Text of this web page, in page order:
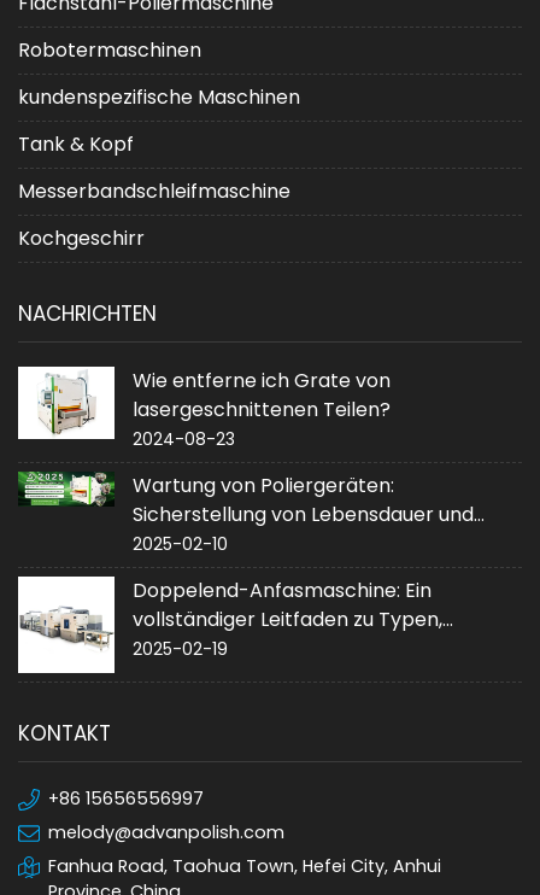
Robotermaschinen
kundenspezifische Maschinen
Tank & Kopf
Messerbandschleifmaschine
Kochgeschirr
NACHRICHTEN
Wie entferne ich Grate von
lasergeschnittenen Teilen?
2024-08-23
Wartung von Poliergeräten:
Sicherstellung von Lebensdauer und
Leistung
2025-02-10
Doppelend-Anfasmaschine: Ein
vollständiger Leitfaden zu Typen,
Anwendungen und Kauf
2025-02-19
KONTAKT
+86 15656556997
melody@advanpolish.com
Fanhua Road, Taohua Town, Hefei City, Anhui